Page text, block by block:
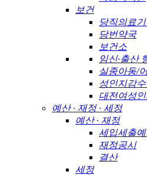
보건
당직의료
당번약국
보건소
임신·출산
실종아동/
성인지감
대전여성
예산 · 재정 · 세정
예산 · 재정
세입세출
재정공시
결산
세정